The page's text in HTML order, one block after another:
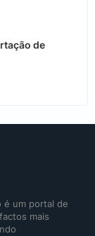
de
é um portal de
mais